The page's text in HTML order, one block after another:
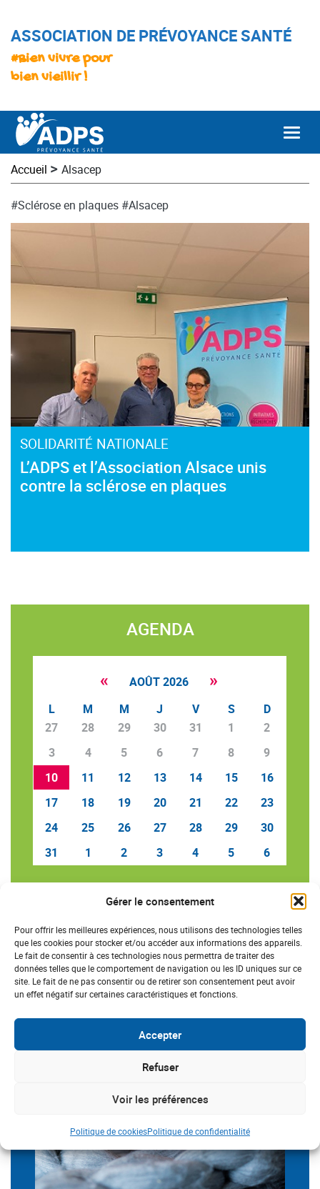
Gérer le consentement
Pour offrir les meilleures expériences, nous utilisons des technologies telles
que les cookies pour stocker et/ou accéder aux informations des appareils.
Le fait de consentir à ces technologies nous permettra de traiter des
données telles que le comportement de navigation ou les ID uniques sur ce
site. Le fait de ne pas consentir ou de retirer son consentement peut avoir
un effet négatif sur certaines caractéristiques et fonctions.
Accepter
Refuser
Voir les préférences
Politique de cookiesPolitique de confidentialité
ASSOCIATION DE PRÉVOYANCE SANTÉ
#Bien vivre pour
bien vieillir !
Accueil > Alsacep
#Sclérose en plaques #Alsacep
SOLIDARITÉ NATIONALE
L’ADPS et l’Association Alsace unis
contre la sclérose en plaques
AGENDA
« AOÛT 2026 »
L M M J V S
D
27
28 29 30 31 1
2
3
4 5 6 7 8
9
10
11 12 13 14 15
16
17
18 19 20 21 22
23
24
25 26 27 28 29
30
31
1 2 3 4 5 6
SAVE THE DATE